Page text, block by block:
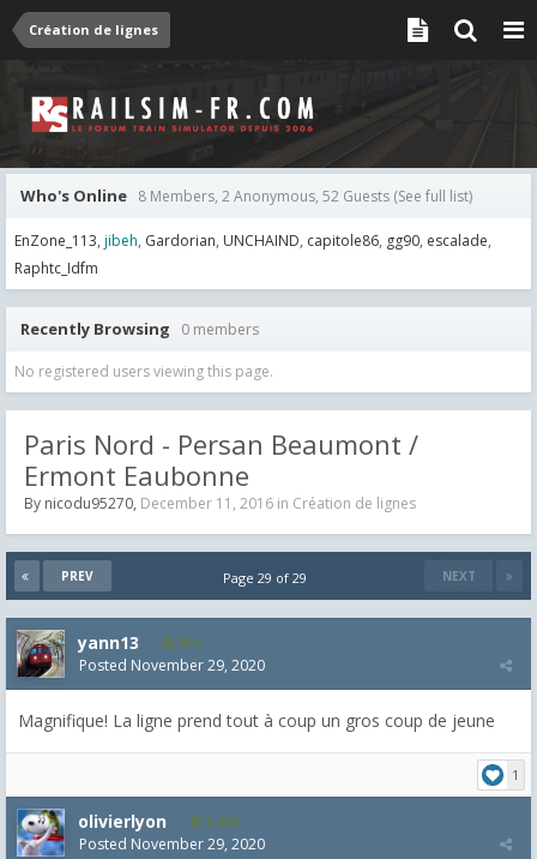
Création de lignes
Who's Online 8 Members, 2 Anonymous, 52 Guests (See full list)
EnZone_113 jibeh Gardorian UNCHAIND capitole86 gg90 escalade
Raphtc_Idfm
Recently Browsing 0 members
No registered users viewing this page.
Paris Nord - Persan Beaumont /
Ermont Eaubonne
By nicodu95270, December 11, 2016 in Création de lignes
PREV NEXT
Page 29 of 29
yann13 950
Posted November 29, 2020
Magnifique! La ligne prend tout à coup un gros coup de jeune
1
olivierlyon 3,489
Posted November 29, 2020